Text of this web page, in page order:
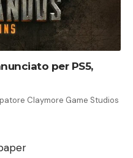
per PS5,
Claymore Game Studios